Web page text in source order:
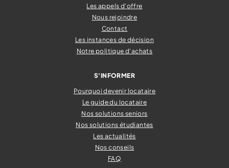
Les appels d'offre
Nous rejoindre
Contact
Les instances de décision
Notre politique d'achats
S'INFORMER
Pourquoi devenir locataire
Le guide du locataire
Nos solutions seniors
Nos solutions étudiantes
Les actualités
Nos conseils
FAQ